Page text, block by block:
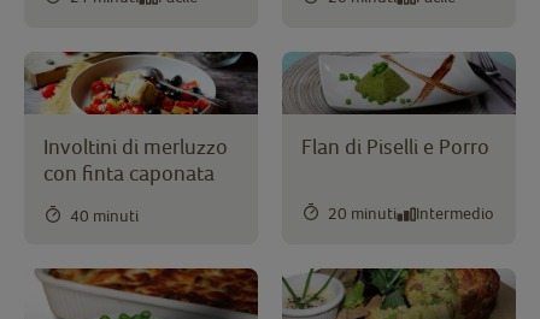
Involtini di merluzzo
con finta caponata
40 minuti
Flan di Piselli e Porro
20 minuti Intermedio